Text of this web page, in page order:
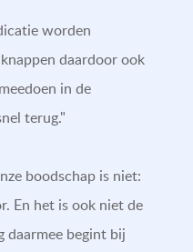
worden
daardoor ook
in de
terug."
boodschap is niet:
En het is ook niet de
daarmee begint bij